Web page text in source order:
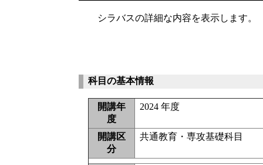
シラバスの詳細な内容を表示します。
科目の基本情報
開講年
度
2024 年度
開講区
分
共通教育・専攻基礎科目